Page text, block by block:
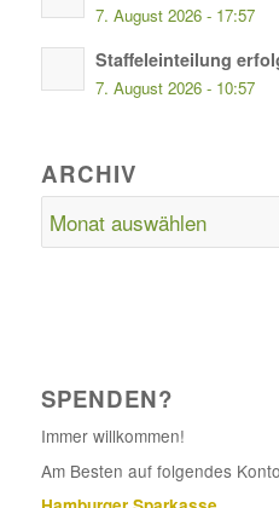
7. August 2026 - 17:57
Staffeleinteilung
7. August 2026 - 10:57
ARCHIV
SPENDEN?
Immer willkommen!
Am Besten auf folgendes